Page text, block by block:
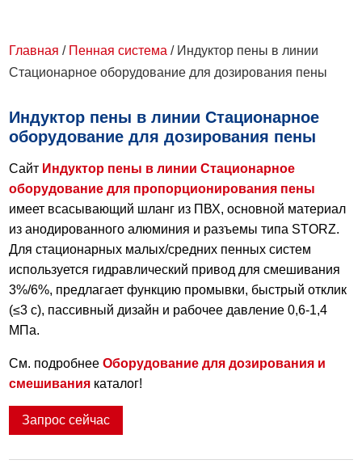
Главная / Пенная система / Индуктор пены в линии
Стационарное оборудование для дозирования пены
Индуктор пены в линии Стационарное
оборудование для дозирования пены
Сайт Индуктор пены в линии Стационарное
оборудование для пропорционирования пены
имеет всасывающий шланг из ПВХ, основной материал
из анодированного алюминия и разъемы типа STORZ.
Для стационарных малых/средних пенных систем
используется гидравлический привод для смешивания
3%/6%, предлагает функцию промывки, быстрый отклик
(≤3 с), пассивный дизайн и рабочее давление 0,6-1,4
МПа.
См. подробнееОборудование для дозирования и
смешивания каталог!
Запрос сейчас